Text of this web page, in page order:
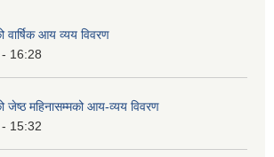
आय व्यय विवरण
16:28
महिनासम्मको आय-व्यय विवरण
15:32